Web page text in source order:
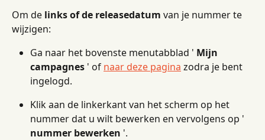
Om de links of de releasedatum van je nummer te
wijzigen:
Ga naar het bovenste menutabblad ' Mijn
campagnes ' of naar deze pagina zodra je bent
ingelogd.
Klik aan de linkerkant van het scherm op het
nummer dat u wilt bewerken en vervolgens op '
nummer bewerken '.